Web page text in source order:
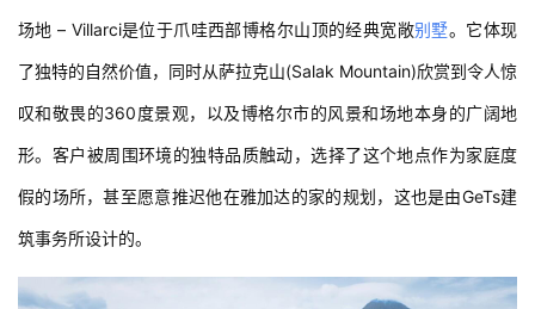
场地 – Villarci是位于爪哇西部博格尔山顶的经典宽敞别墅。它体现
了独特的自然价值，同时从萨拉克山(Salak Mountain)欣赏到令人惊
叹和敬畏的360度景观，以及博格尔市的风景和场地本身的广阔地
形。客户被周围环境的独特品质触动，选择了这个地点作为家庭度
假的场所，甚至愿意推迟他在雅加达的家的规划，这也是由GeTs建
筑事务所设计的。